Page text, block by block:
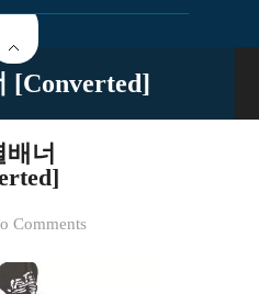
[Converted]
너
Comments